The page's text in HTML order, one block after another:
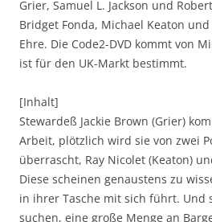
Grier, Samuel L. Jackson und
Bridget Fonda, Michael Keaton
Ehre. Die Code2-DVD kommt von
ist für den UK-Markt bestimmt.
[Inhalt]
Stewardeß Jackie Brown (Grier)
Arbeit, plötzlich wird sie von zwei
überrascht, Ray Nicolet (Keaton)
Diese scheinen genaustens zu
in ihrer Tasche mit sich führt. Und
suchen, eine große Menge an